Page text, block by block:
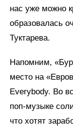
нас уже можно
образовалась
Туктарева.
Напомним,
место на
Everybody. Во
поп-музыке
что хотят